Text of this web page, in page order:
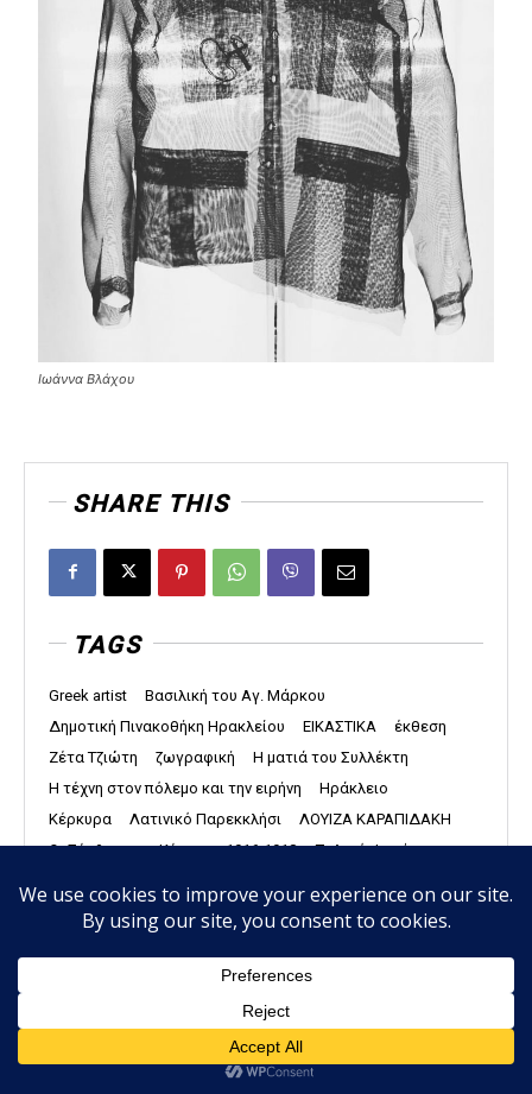
Ιωάννα Βλάχου
SHARE THIS
TAGS
Greek artist
Βασιλική του Αγ. Μάρκου
Δημοτική Πινακοθήκη Ηρακλείου
ΕΙΚΑΣΤΙΚΑ
έκθεση
Ζέτα Τζιώτη
ζωγραφική
Η ματιά του Συλλέκτη
Η τέχνη στον πόλεμο και την ειρήνη
Ηράκλειο
Κέρκυρα
Λατινικό Παρεκκλήσι
ΛΟΥΙΖΑ ΚΑΡΑΠΙΔΑΚΗ
Οι Σέρβοι στην Κέρκυρα 1916-1918
Παλαιό Φρούριο
Σωτήρης Φέλιος
Τένια Ρηγάκου
Zeta Tz
Zeta is active in translation, cultural
Η ιστοσελίδα μας χρησιμοποιεί Cookies τα οποία συνεισφέρουν
περιήγηση, αποδέχεστε την χρήση των Cookies.
Πολιτική απορρήτου